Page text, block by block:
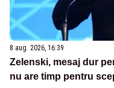
8 aug. 2026, 16:39
Zelenski, mesaj dur
nu are timp pentru